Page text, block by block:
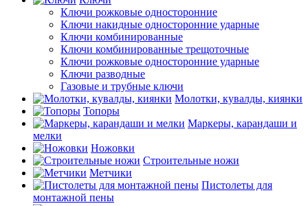
Ключи рожковые односторонние
Ключи накидные односторонние ударные
Ключи комбинированные
Ключи комбинированные трещоточные
Ключи рожковые односторонние ударные
Ключи разводные
Газовые и трубные ключи
Молотки, кувалды, киянки
Топоры
Маркеры, карандаши и
мелки
Ножовки
Строительные ножи
Метчики
Пистолеты для
монтажной пены